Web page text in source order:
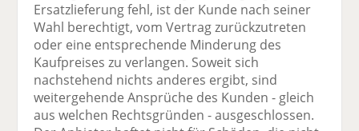
Ersatzlieferung fehl, ist der Kunde nach seiner
Wahl berechtigt, vom Vertrag zurückzutreten
oder eine entsprechende Minderung des
Kaufpreises zu verlangen. Soweit sich
nachstehend nichts anderes ergibt, sind
weitergehende Ansprüche des Kunden - gleich
aus welchen Rechtsgründen - ausgeschlossen.